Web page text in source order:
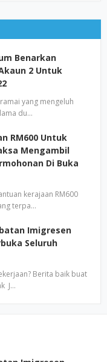
Benarkan
2 Untuk
yang mengeluh
du…
RM600 Untuk
Mengambil
Di Buka
kerajaan RM600
terpa…
Imigresen
Seluruh
Berita baik buat
J…